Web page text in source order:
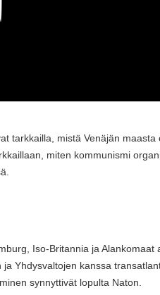
tarkkailla, mistä Venäjän maasta
miten kommunismi
Iso-Britannia ja Alankomaat
Yhdysvaltojen kanssa
synnyttivät lopulta Naton.